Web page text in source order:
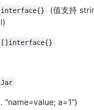
(值支持
"name=value; a=1")